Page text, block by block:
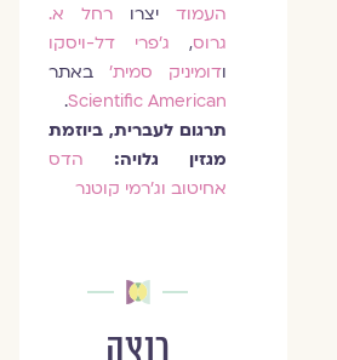
העמודיצרו
רחל א.
גרוס,
ג'פרי דל-ויסקו
דומיניק סמית'
באתר
Scientific American
.
תרגום לעברית, ביוזמת
מגזין גלויה:
הדס
אחיטוב וג'רמי קוטנר